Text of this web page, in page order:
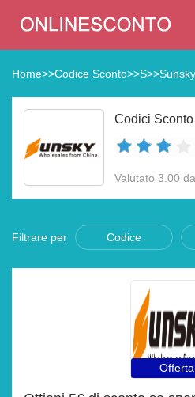
Home>>Codice Sconto>>S>>
Codici
Valutato 3.00
Filtrare per Codice
Offerta